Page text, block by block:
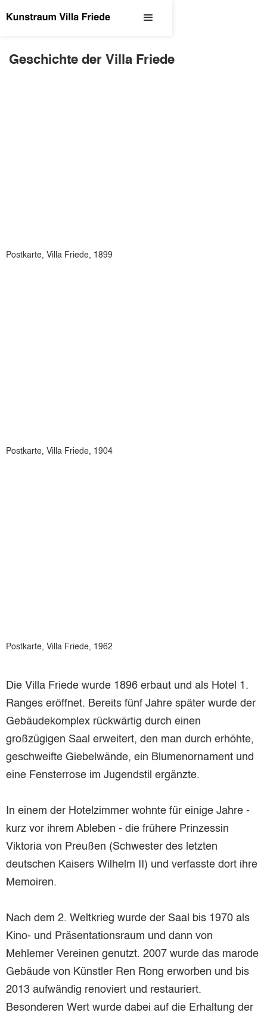
Geschichte der Villa Friede
Postkarte, Villa Friede, 1899
Postkarte, Villa Friede, 1904
Postkarte, Villa Friede, 1962
Die Villa Friede wurde 1896 erbaut und als Hotel 1.
Ranges eröffnet. Bereits fünf Jahre später wurde der
Gebäudekomplex rückwärtig durch einen
großzügigen Saal erweitert, den man durch erhöhte,
geschweifte Giebelwände, ein Blumenornament und
eine Fensterrose im Jugendstil ergänzte.
In einem der Hotelzimmer wohnte für einige Jahre -
kurz vor ihrem Ableben - die frühere Prinzessin
Viktoria von Preußen (Schwester des letzten
deutschen Kaisers Wilhelm II) und verfasste dort ihre
Memoiren.
Nach dem 2. Weltkrieg wurde der Saal bis 1970 als
Kino- und Präsentationsraum und dann von
Mehlemer Vereinen genutzt. 2007 wurde das marode
Gebäude von Künstler Ren Rong erworben und bis
2013 aufwändig renoviert und restauriert.
Besonderen Wert wurde dabei auf die Erhaltung der